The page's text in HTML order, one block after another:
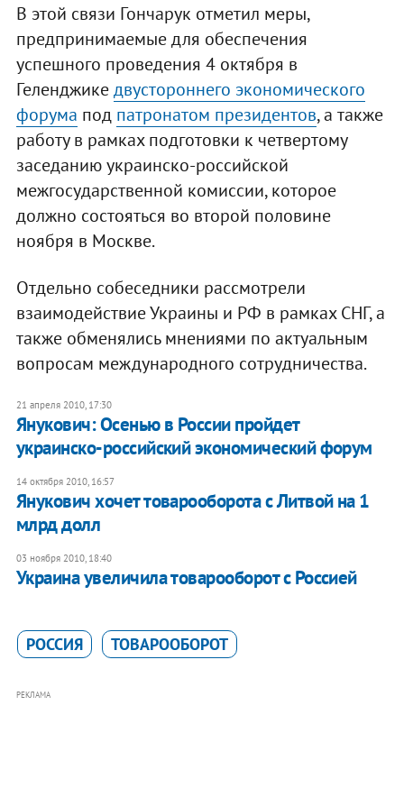
В этой связи Гончарук отметил меры,
предпринимаемые для обеспечения
успешного проведения 4 октября в
Геленджикедвустороннего экономического
форума под патронатом президентов, а также
работу в рамках подготовки к четвертому
заседанию украинско-российской
межгосударственной комиссии, которое
должно состояться во второй половине
ноября в Москве.
Отдельно собеседники рассмотрели
взаимодействие Украины и РФ в рамках СНГ, а
также обменялись мнениями по актуальным
вопросам международного сотрудничества.
21 апреля 2010, 17:30
Янукович: Осенью в России пройдет
украинско-российский экономический форум
14 октября 2010, 16:57
Янукович хочет товарооборота с Литвой на 1
млрд долл
03 ноября 2010, 18:40
Украина увеличила товарооборот с Россией
РОССИЯ ТОВАРООБОРОТ
РЕКЛАМА